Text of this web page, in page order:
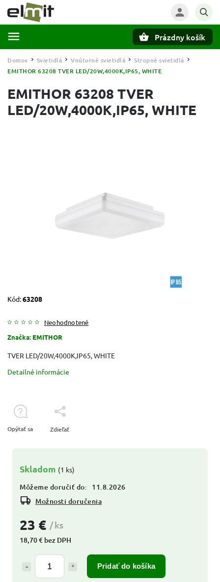
Prázdny košík
Domov / Svietidlá / Vnútorné svietidlá / Stropné svietidlá /
EMITHOR 63208 TVER LED/20W,4000K,IP65, WHITE
EMITHOR 63208 TVER
LED/20W,4000K,IP65, WHITE
Kód:63208
Neohodnotené
Značka: EMITHOR
23 € / ks
18,70 € bez DPH
Pridať do košíka
Skladom (1 ks)
Môžeme doručiť do:
11.8.2026
Možnosti doručenia
TVER LED/20W,4000K,IP65, WHITE
Detailné informácie
Opýtať sa Zdieľať